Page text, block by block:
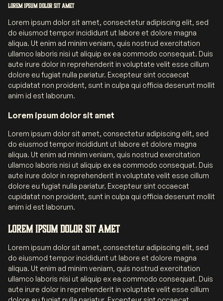
Lorem ipsum dolor sit amet
Lorem ipsum dolor sit amet, consectetur adipiscing elit, sed
do eiusmod tempor incididunt ut labore et dolore magna
aliqua. Ut enim ad minim veniam, quis nostrud exercitation
ullamco laboris nisi ut aliquip ex ea commodo consequat. Duis
aute irure dolor in reprehenderit in voluptate velit esse cillum
dolore eu fugiat nulla pariatur. Excepteur sint occaecat
cupidatat non proident, sunt in culpa qui officia deserunt mollit
anim id est laborum.
Lorem ipsum dolor sit amet
Lorem ipsum dolor sit amet, consectetur adipiscing elit, sed
do eiusmod tempor incididunt ut labore et dolore magna
aliqua. Ut enim ad minim veniam, quis nostrud exercitation
ullamco laboris nisi ut aliquip ex ea commodo consequat. Duis
aute irure dolor in reprehenderit in voluptate velit esse cillum
dolore eu fugiat nulla pariatur. Excepteur sint occaecat
cupidatat non proident, sunt in culpa qui officia deserunt mollit
anim id est laborum.
Lorem ipsum dolor sit amet
Lorem ipsum dolor sit amet, consectetur adipiscing elit, sed
do eiusmod tempor incididunt ut labore et dolore magna
aliqua. Ut enim ad minim veniam, quis nostrud exercitation
ullamco laboris nisi ut aliquip ex ea commodo consequat. Duis
aute irure dolor in reprehenderit in voluptate velit esse cillum